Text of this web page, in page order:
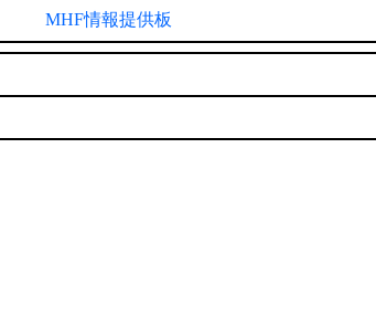
MHF情報提供板